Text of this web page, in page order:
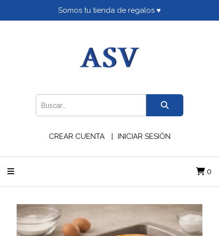
Somos tu tienda de regalos ♥
CREAR CUENTA INICIAR SESIÓN
0